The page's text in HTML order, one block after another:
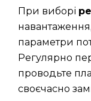
При виборі
навантаження,
параметри
Регулярно
проводьте
своєчасно